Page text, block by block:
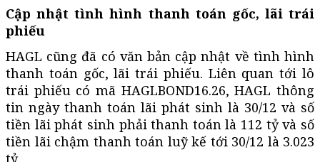
Cập nhật tình hình thanh toán gốc, lãi trái
phiếu
HAGL cũng đã có văn bản cập nhật về tình hình
thanh toán gốc, lãi trái phiếu. Liên quan tới lô
trái phiếu có mã HAGLBOND16.26, HAGL thông
tin ngày thanh toán lãi phát sinh là 30/12 và số
tiền lãi phát sinh phải thanh toán là 112 tỷ và số
tiền lãi chậm thanh toán luỹ kế tới 30/12 là 3.023
tỷ.